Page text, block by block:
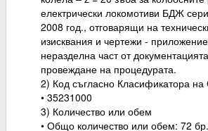
електрически локомотиви БДЖ
2008 год., отговарящи на
изисквания и чертежи -
неразделна част от
провеждане на процедурата.
2) Код съгласно Класификатора
• 35231000
3) Количество или обем
• Общо количество или обем: 72 бр.